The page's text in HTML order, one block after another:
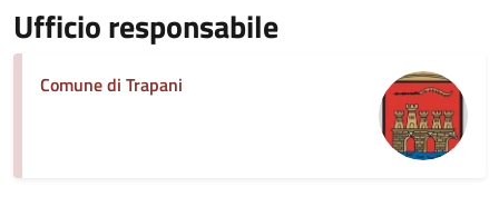
Ufficio responsabile
Comune di Trapani